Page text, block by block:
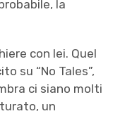
la
con lei. Quel
su “No Tales”,
ci siano molti
un